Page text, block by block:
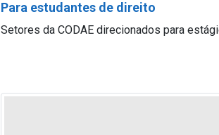
Para estudantes de direito
Setores da CODAE direcionados para